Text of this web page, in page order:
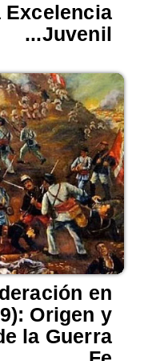
Excelencia
Juvenil...
en
Origen y
la Guerra